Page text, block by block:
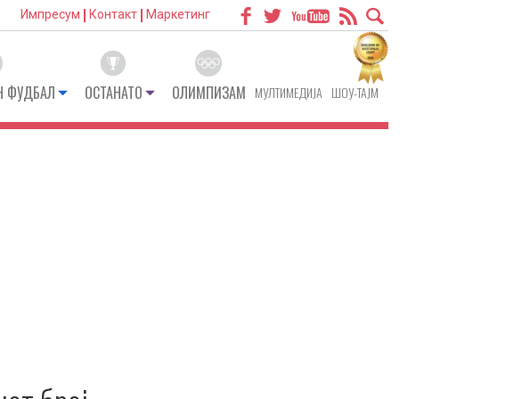
Импресум Контакт Маркетинг
ФУДБАЛ ОСТАНАТО ОЛИМПИЗАМ МУЛТИМЕДИЈА ШОУ-ТАЈМ